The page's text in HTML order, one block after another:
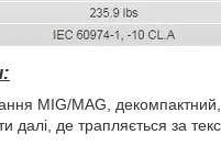
MIG/MAG,
далі, де трапляється за